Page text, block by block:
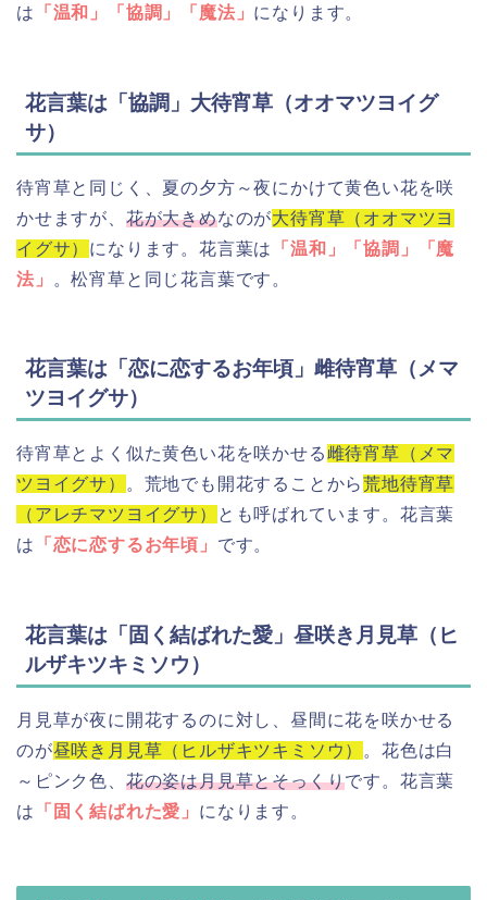
は 「温和」「協調」「魔法」 になります。
花言葉は「協調」大待宵草（オオマツヨイグ
サ）
待宵草と同じく、夏の夕方～夜にかけて黄色い花を咲
かせますが、 花が大きめなのが大待宵草（オオマツヨ
イグサ） になります。花言葉は
「温和」「協調」「魔
法」
。松宵草と同じ花言葉です。
花言葉は「恋に恋するお年頃」雌待宵草（メマ
ツヨイグサ）
待宵草とよく似た黄色い花を咲かせる雌待宵草（メマ
ツヨイグサ）
。荒地でも開花することから荒地待宵草
（アレチマツヨイグサ）
とも呼ばれています。花言葉
は
「恋に恋するお年頃」 です。
花言葉は「固く結ばれた愛」昼咲き月見草（ヒ
ルザキツキミソウ）
月見草が夜に開花するのに対し、昼間に花を咲かせる
のが昼咲き月見草（ヒルザキツキミソウ）
。花色は白
～ピンク色、 花の姿は月見草とそっくりです。花言葉
は
「固く結ばれた愛」 になります。